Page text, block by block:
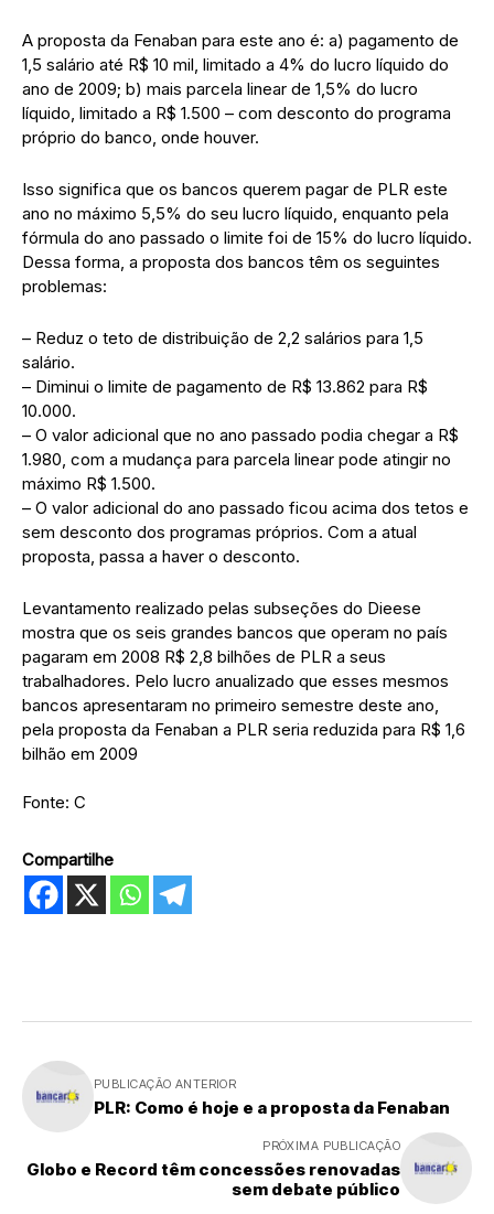
A proposta da Fenaban para este ano é: a) pagamento de
1,5 salário até R$ 10 mil, limitado a 4% do lucro líquido do
ano de 2009; b) mais parcela linear de 1,5% do lucro
líquido, limitado a R$ 1.500 – com desconto do programa
próprio do banco, onde houver.
Isso significa que os bancos querem pagar de PLR este
ano no máximo 5,5% do seu lucro líquido, enquanto pela
fórmula do ano passado o limite foi de 15% do lucro líquido.
Dessa forma, a proposta dos bancos têm os seguintes
problemas:
– Reduz o teto de distribuição de 2,2 salários para 1,5
salário.
– Diminui o limite de pagamento de R$ 13.862 para R$
10.000.
– O valor adicional que no ano passado podia chegar a R$
1.980, com a mudança para parcela linear pode atingir no
máximo R$ 1.500.
– O valor adicional do ano passado ficou acima dos tetos e
sem desconto dos programas próprios. Com a atual
proposta, passa a haver o desconto.
Levantamento realizado pelas subseções do Dieese
mostra que os seis grandes bancos que operam no país
pagaram em 2008 R$ 2,8 bilhões de PLR a seus
trabalhadores. Pelo lucro anualizado que esses mesmos
bancos apresentaram no primeiro semestre deste ano,
pela proposta da Fenaban a PLR seria reduzida para R$ 1,6
bilhão em 2009
Fonte: C
Compartilhe
PUBLICAÇÃO ANTERIOR
PLR: Como é hoje e a proposta da Fenaban
PRÓXIMA PUBLICAÇÃO
Globo e Record têm concessões renovadas
sem debate público